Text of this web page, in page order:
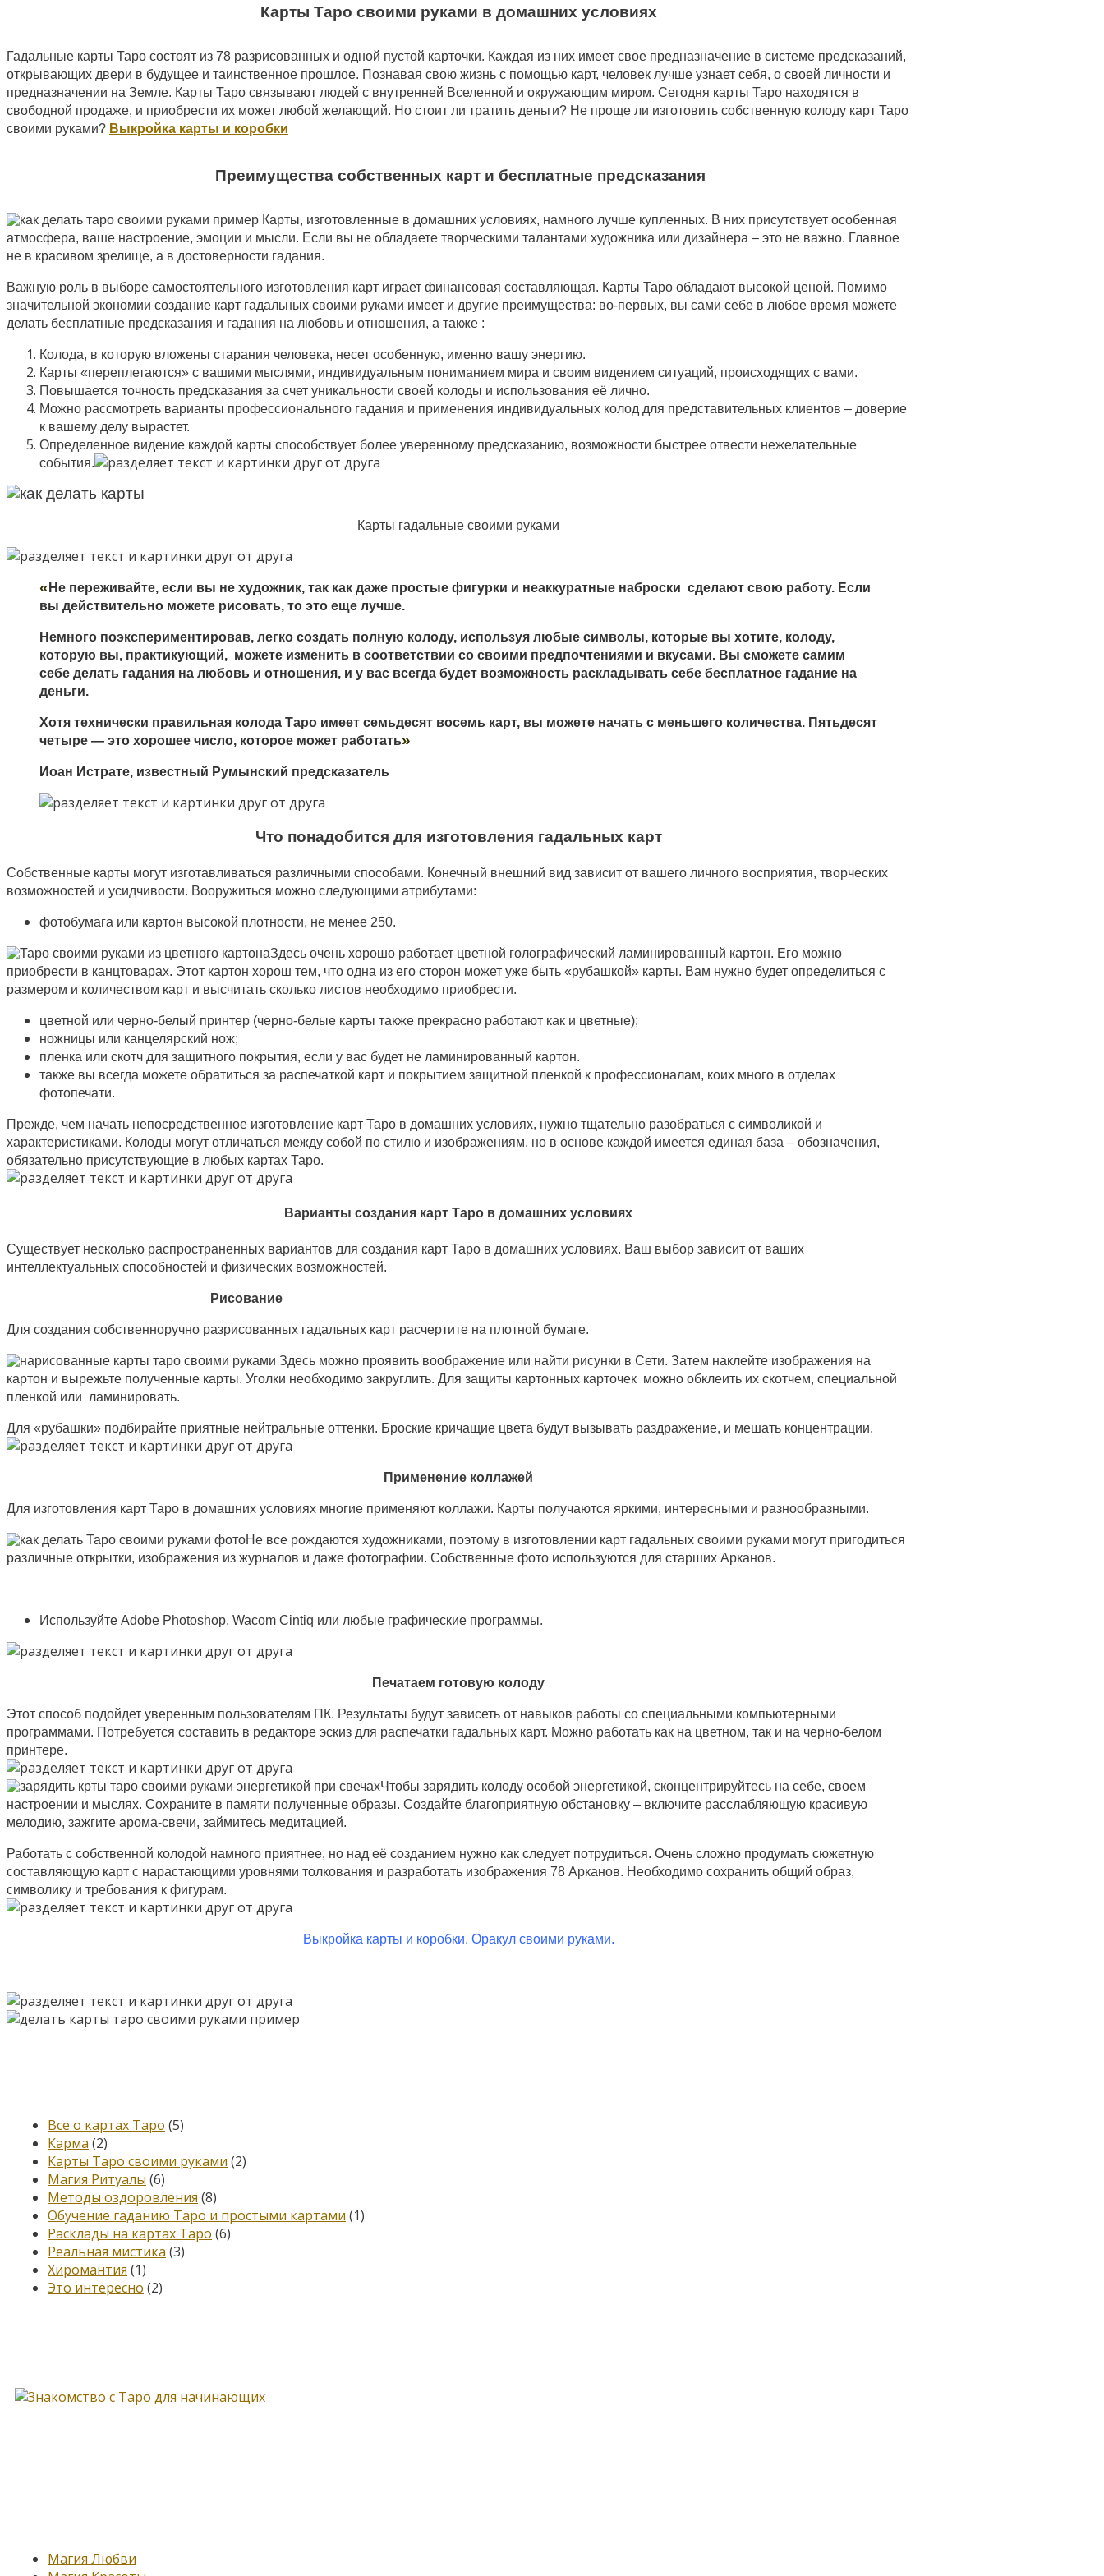
Карты Таро своими руками в домашних условиях
Гадальные карты Таро состоят из 78 разрисованных и одной пустой карточки. Каждая из них имеет свое предназначение в системе предсказаний,
открывающих двери в будущее и таинственное прошлое. Познавая свою жизнь с помощью карт, человек лучше узнает себя, о своей личности и
предназначении на Земле. Карты Таро связывают людей с внутренней Вселенной и окружающим миром. Сегодня карты Таро находятся в
свободной продаже, и приобрести их может любой желающий. Но стоит ли тратить деньги? Не проще ли изготовить собственную колоду карт Таро
своими руками? Выкройка карты и коробки
Преимущества собственных карт и бесплатные предсказания
Карты, изготовленные в домашних условиях, намного лучше купленных. В них присутствует особенная
атмосфера, ваше настроение, эмоции и мысли. Если вы не обладаете творческими талантами художника или дизайнера – это не важно. Главное
не в красивом зрелище, а в достоверности гадания.
Важную роль в выборе самостоятельного изготовления карт играет финансовая составляющая. Карты Таро обладают высокой ценой. Помимо
значительной экономии создание карт гадальных своими руками имеет и другие преимущества: во-первых, вы сами себе в любое время можете
делать бесплатные предсказания и гадания на любовь и отношения, а также :
Колода, в которую вложены старания человека, несет особенную, именно вашу энергию.
Карты «переплетаются» с вашими мыслями, индивидуальным пониманием мира и своим видением ситуаций, происходящих с вами.
Повышается точность предсказания за счет уникальности своей колоды и использования её лично.
Можно рассмотреть варианты профессионального гадания и применения индивидуальных колод для представительных клиентов – доверие
к вашему делу вырастет.
Определенное видение каждой карты способствует более уверенному предсказанию, возможности быстрее отвести нежелательные
события.
Карты гадальные своими руками
« Не переживайте, если вы не художник, так как даже простые фигурки и неаккуратные наброски сделают свою работу. Если
вы действительно можете рисовать, то это еще лучше.
Немного поэкспериментировав, легко создать полную колоду, используя любые символы, которые вы хотите, колоду,
которую вы, практикующий, можете изменить в соответствии со своими предпочтениями и вкусами. Вы сможете самим
себе делать гадания на любовь и отношения, и у вас всегда будет возможность раскладывать себе бесплатное гадание на
деньги.
Хотя технически правильная колода Таро имеет семьдесят восемь карт, вы можете начать с меньшего количества. Пятьдесят
четыре — это хорошее число, которое может работать»
Иоан Истрате, известный Румынский предсказатель
Что понадобится для изготовления гадальных карт
Собственные карты могут изготавливаться различными способами. Конечный внешний вид зависит от вашего личного восприятия, творческих
возможностей и усидчивости. Вооружиться можно следующими атрибутами:
фотобумага или картон высокой плотности, не менее 250.
Здесь очень хорошо работает цветной голографический ламинированный картон. Его можно
приобрести в канцтоварах. Этот картон хорош тем, что одна из его сторон может уже быть «рубашкой» карты. Вам нужно будет определиться с
размером и количеством карт и высчитать сколько листов необходимо приобрести.
цветной или черно-белый принтер (черно-белые карты также прекрасно работают как и цветные);
ножницы или канцелярский нож;
пленка или скотч для защитного покрытия, если у вас будет не ламинированный картон.
также вы всегда можете обратиться за распечаткой карт и покрытием защитной пленкой к профессионалам, коих много в отделах
фотопечати.
Прежде, чем начать непосредственное изготовление карт Таро в домашних условиях, нужно тщательно разобраться с символикой и
характеристиками. Колоды могут отличаться между собой по стилю и изображениям, но в основе каждой имеется единая база – обозначения,
обязательно присутствующие в любых картах Таро.
Варианты создания карт Таро в домашних условиях
Существует несколько распространенных вариантов для создания карт Таро в домашних условиях. Ваш выбор зависит от ваших
интеллектуальных способностей и физических возможностей.
Рисование
Для создания собственноручно разрисованных гадальных карт расчертите на плотной бумаге.
Здесь можно проявить воображение или найти рисунки в Сети. Затем наклейте изображения на
картон и вырежьте полученные карты. Уголки необходимо закруглить. Для защиты картонных карточек можно обклеить их скотчем, специальной
пленкой или ламинировать.
Для «рубашки» подбирайте приятные нейтральные оттенки. Броские кричащие цвета будут вызывать раздражение, и мешать концентрации.
Применение коллажей
Для изготовления карт Таро в домашних условиях многие применяют коллажи. Карты получаются яркими, интересными и разнообразными.
Не все рождаются художниками, поэтому в изготовлении карт гадальных своими руками могут пригодиться
различные открытки, изображения из журналов и даже фотографии. Собственные фото используются для старших Арканов.
Используйте Adobe Photoshop, Wacom Cintiq или любые графические программы.
Печатаем готовую колоду
Этот способ подойдет уверенным пользователям ПК. Результаты будут зависеть от навыков работы со специальными компьютерными
программами. Потребуется составить в редакторе эскиз для распечатки гадальных карт. Можно работать как на цветном, так и на черно-белом
принтере.
Чтобы зарядить колоду особой энергетикой, сконцентрируйтесь на себе, своем
настроении и мыслях. Сохраните в памяти полученные образы. Создайте благоприятную обстановку – включите расслабляющую красивую
мелодию, зажгите арома-свечи, займитесь медитацией.
Работать с собственной колодой намного приятнее, но над её созданием нужно как следует потрудиться. Очень сложно продумать сюжетную
составляющую карт с нарастающими уровнями толкования и разработать изображения 78 Арканов. Необходимо сохранить общий образ,
символику и требования к фигурам.
Выкройка карты и коробки. Оракул своими руками.
Все о картах Таро (5)
Карма (2)
Карты Таро своими руками (2)
Магия Ритуалы (6)
Методы оздоровления (8)
Обучение гаданию Таро и простыми картами (1)
Расклады на картах Таро (6)
Реальная мистика (3)
Хиромантия (1)
Это интересно (2)
Магия Любви